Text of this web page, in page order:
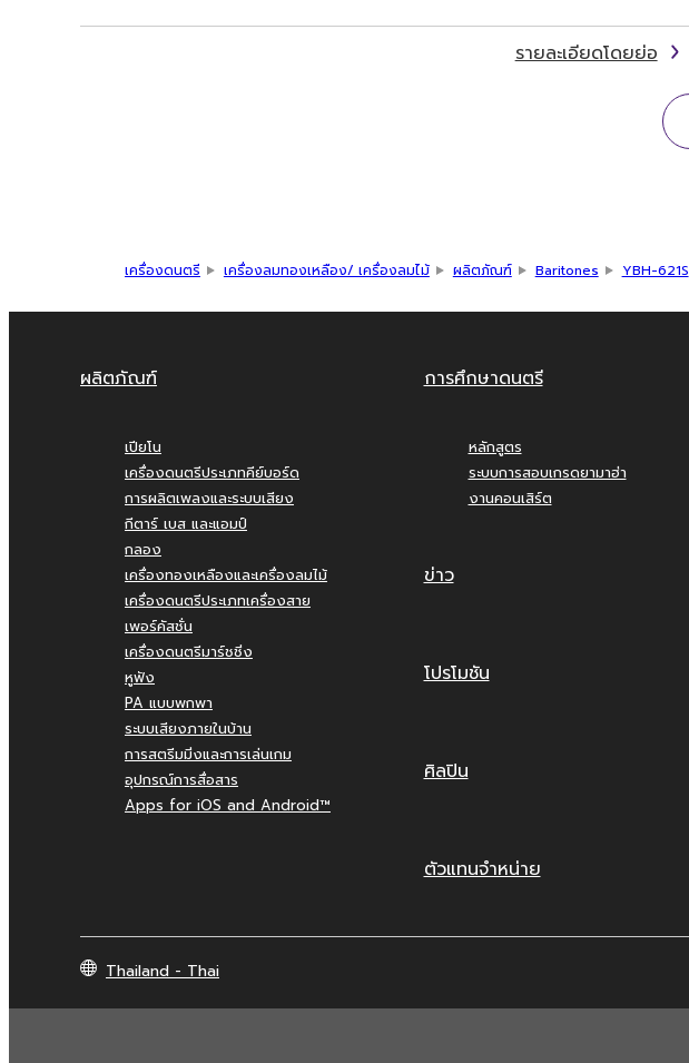
รายละเอียดโดยย่อ
เครื่องดนตรี เครื่องลมทองเหลือง/ เครื่องลมไม้ ผลิตภัณฑ์ Baritones YBH-621S
ผลิตภัณฑ์
เปียโน
เครื่องดนตรีประเภทคีย์บอร์ด
การผลิตเพลงและระบบเสียง
กีตาร์ เบส และแอมป์
กลอง
เครื่องทองเหลืองและเครื่องลมไม้
เครื่องดนตรีประเภทเครื่องสาย
เพอร์คัสชั่น
เครื่องดนตรีมาร์ชชิ่ง
หูฟัง
PA แบบพกพา
ระบบเสียงภายในบ้าน
การสตรีมมิ่งและการเล่นเกม
อุปกรณ์การสื่อสาร
Apps for iOS and Android™
การศึกษาดนตรี
หลักสูตร
ระบบการสอบเกรดยามาฮ่า
งานคอนเสิร์ต
ข่าว
โปรโมชัน
ศิลปิน
ตัวแทนจำหน่าย
Thailand - Thai